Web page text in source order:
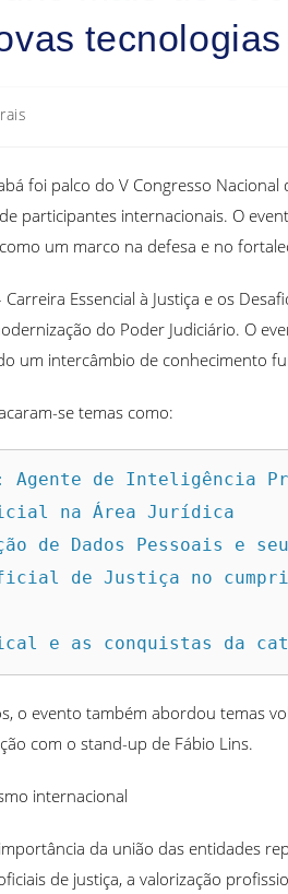
foi palco do V Congresso
participantes internacionais. O
um marco na defesa e no
Carreira Essencial à Justiça e os
do Poder Judiciário. O
um intercâmbio de conhecimento
se temas como:
de Inteligência
na Área Jurídica
de Dados Pessoais e
de Justiça no
e as conquistas da
o evento também abordou temas
com o stand-up de Fábio Lins.
internacional
da união das entidades
de justiça, a valorização